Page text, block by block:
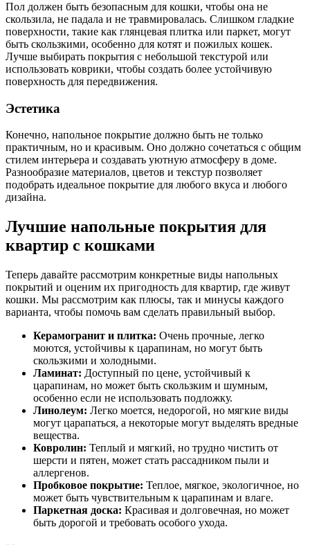
Пол должен быть безопасным для кошки, чтобы она не
скользила, не падала и не травмировалась. Слишком гладкие
поверхности, такие как глянцевая плитка или паркет, могут
быть скользкими, особенно для котят и пожилых кошек.
Лучше выбирать покрытия с небольшой текстурой или
использовать коврики, чтобы создать более устойчивую
поверхность для передвижения.
Эстетика
Конечно, напольное покрытие должно быть не только
практичным, но и красивым. Оно должно сочетаться с общим
стилем интерьера и создавать уютную атмосферу в доме.
Разнообразие материалов, цветов и текстур позволяет
подобрать идеальное покрытие для любого вкуса и любого
дизайна.
Лучшие напольные покрытия для
квартир с кошками
Теперь давайте рассмотрим конкретные виды напольных
покрытий и оценим их пригодность для квартир, где живут
кошки. Мы рассмотрим как плюсы, так и минусы каждого
варианта, чтобы помочь вам сделать правильный выбор.
Керамогранит и плитка: Очень прочные, легко
моются, устойчивы к царапинам, но могут быть
скользкими и холодными.
Ламинат: Доступный по цене, устойчивый к
царапинам, но может быть скользким и шумным,
особенно если не использовать подложку.
Линолеум: Легко моется, недорогой, но мягкие виды
могут царапаться, а некоторые могут выделять вредные
вещества.
Ковролин: Теплый и мягкий, но трудно чистить от
шерсти и пятен, может стать рассадником пыли и
аллергенов.
Пробковое покрытие: Теплое, мягкое, экологичное, но
может быть чувствительным к царапинам и влаге.
Паркетная доска: Красивая и долговечная, но может
быть дорогой и требовать особого ухода.